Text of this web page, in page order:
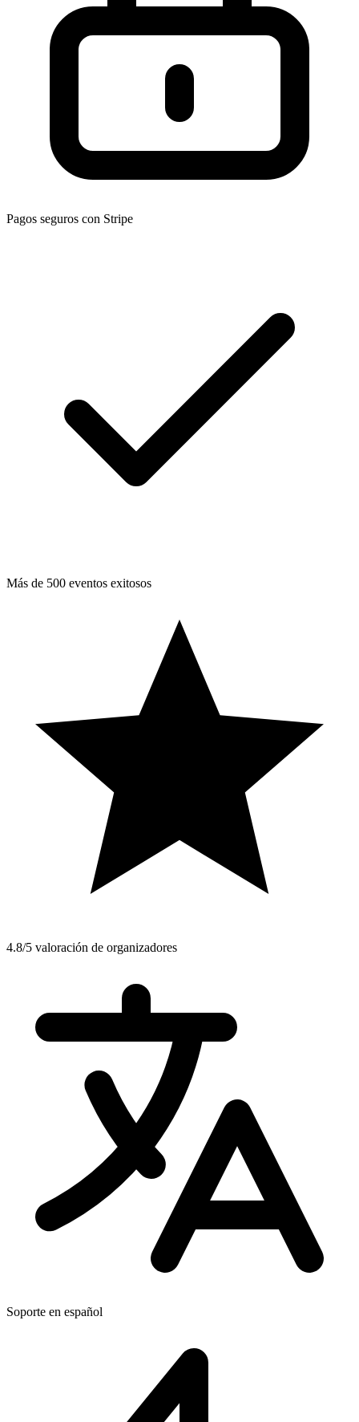
Pagos seguros con Stripe
Más de 500 eventos exitosos
4.8/5 valoración de organizadores
Soporte en español